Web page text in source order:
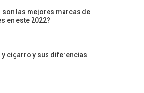
son las mejores marcas de
en este 2022?
y cigarro y sus diferencias